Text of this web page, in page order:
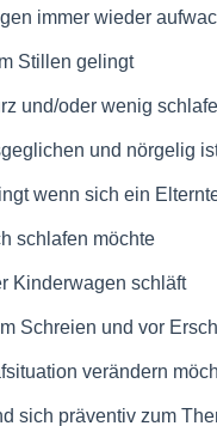
immer wieder
Stillen gelingt
und/oder wenig
und nörgelig
wenn sich ein
schlafen möchte
Kinderwagen schläft
Schreien und vor
verändern
sich präventiv zum